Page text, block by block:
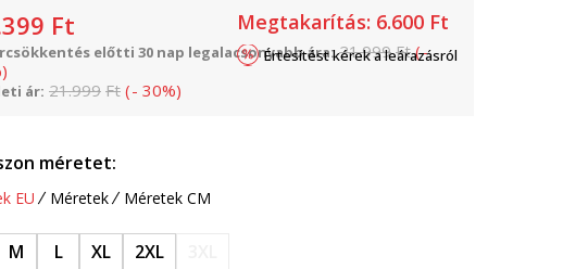
Ft
előtti 30 nap legalacsonyabb ára: 21.999 Ft (-
)
ár: 21.999 Ft (- 30%)
Megtakarítás: 6.600 Ft
Értesítést kérek a leárazásról
méretet:
EU Méretek Méretek CM
M L XL 2XL